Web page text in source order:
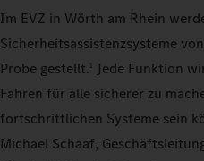
Im EVZ in Wörth am Rhein
Sicherheitsassistenzsysteme
Probe gestellt.1
Jede Funktion
Fahren für alle sicherer zu
fortschrittlichen Systeme sein
Michael Schaaf,